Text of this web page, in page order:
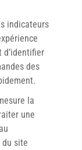
indicateurs
des
la
une
du site